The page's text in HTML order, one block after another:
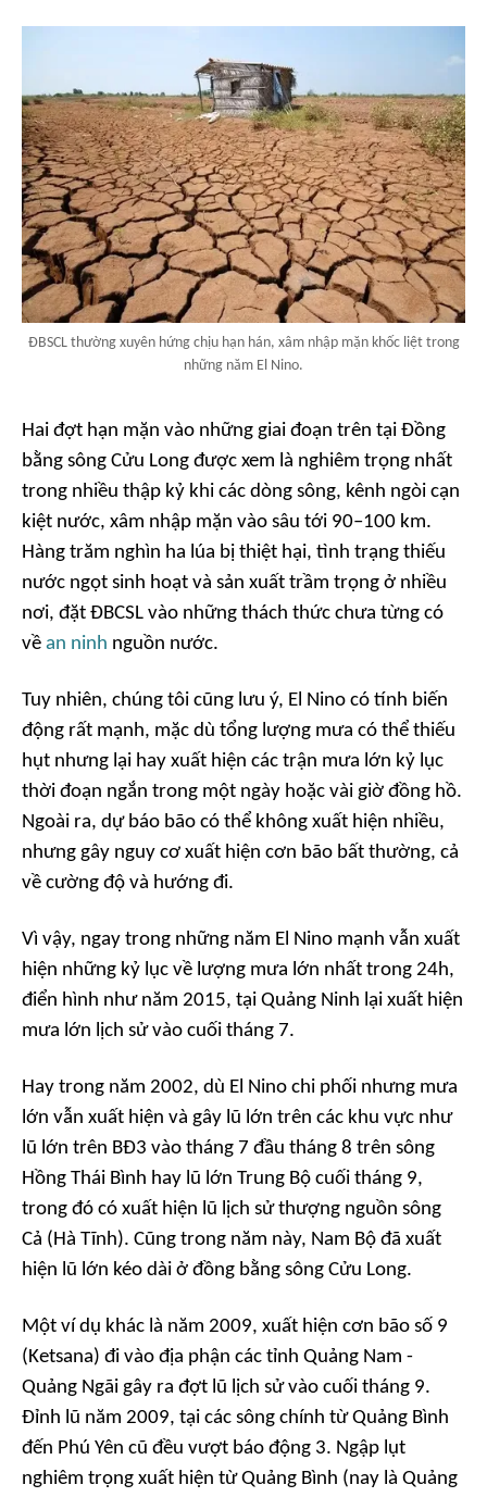
ĐBSCL thường xuyên hứng chịu hạn hán, xâm nhập mặn khốc liệt trong
những năm El Nino.
Hai đợt hạn mặn vào những giai đoạn trên tại Đồng
bằng sông Cửu Long được xem là nghiêm trọng nhất
trong nhiều thập kỷ khi các dòng sông, kênh ngòi cạn
kiệt nước, xâm nhập mặn vào sâu tới 90–100 km.
Hàng trăm nghìn ha lúa bị thiệt hại, tình trạng thiếu
nước ngọt sinh hoạt và sản xuất trầm trọng ở nhiều
nơi, đặt ĐBCSL vào những thách thức chưa từng có
về an ninh nguồn nước.
Tuy nhiên, chúng tôi cũng lưu ý, El Nino có tính biến
động rất mạnh, mặc dù tổng lượng mưa có thể thiếu
hụt nhưng lại hay xuất hiện các trận mưa lớn kỷ lục
thời đoạn ngắn trong một ngày hoặc vài giờ đồng hồ.
Ngoài ra, dự báo bão có thể không xuất hiện nhiều,
nhưng gây nguy cơ xuất hiện cơn bão bất thường, cả
về cường độ và hướng đi.
Vì vậy, ngay trong những năm El Nino mạnh vẫn xuất
hiện những kỷ lục về lượng mưa lớn nhất trong 24h,
điển hình như năm 2015, tại Quảng Ninh lại xuất hiện
mưa lớn lịch sử vào cuối tháng 7.
Hay trong năm 2002, dù El Nino chi phối nhưng mưa
lớn vẫn xuất hiện và gây lũ lớn trên các khu vực như
lũ lớn trên BĐ3 vào tháng 7 đầu tháng 8 trên sông
Hồng Thái Bình hay lũ lớn Trung Bộ cuối tháng 9,
trong đó có xuất hiện lũ lịch sử thượng nguồn sông
Cả (Hà Tĩnh). Cũng trong năm này, Nam Bộ đã xuất
hiện lũ lớn kéo dài ở đồng bằng sông Cửu Long.
Một ví dụ khác là năm 2009, xuất hiện cơn bão số 9
(Ketsana) đi vào địa phận các tỉnh Quảng Nam -
Quảng Ngãi gây ra đợt lũ lịch sử vào cuối tháng 9.
Đỉnh lũ năm 2009, tại các sông chính từ Quảng Bình
đến Phú Yên cũ đều vượt báo động 3. Ngập lụt
nghiêm trọng xuất hiện từ Quảng Bình (nay là Quảng